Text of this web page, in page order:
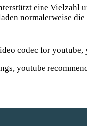
eine Vielzahl
normalerweise
codec for youtube,
youtube